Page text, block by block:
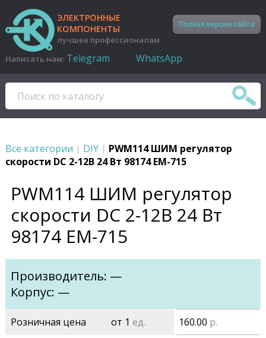
ЭЛЕКТРОННЫЕ
КОМПОНЕНТЫ
лучшее профессионалам
Полная версия сайта
Написать нам: Telegram WhatsApp
Все категории | DIY | PWM114 ШИМ регулятор
скорости DC 2-12В 24 Вт 98174 EM-715
PWM114 ШИМ регулятор
скорости DC 2-12В 24 Вт
98174 EM-715
Производитель: —
Корпус: —
Розничная цена от 1 ед. 160.00 р.